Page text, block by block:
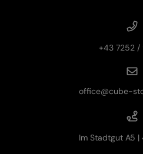
+43 7252 /
office@cube-
Im Stadtgut A5